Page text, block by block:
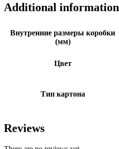
Additional information
Внутренние размеры коробки
(мм)
Цвет
Тип картона
Reviews